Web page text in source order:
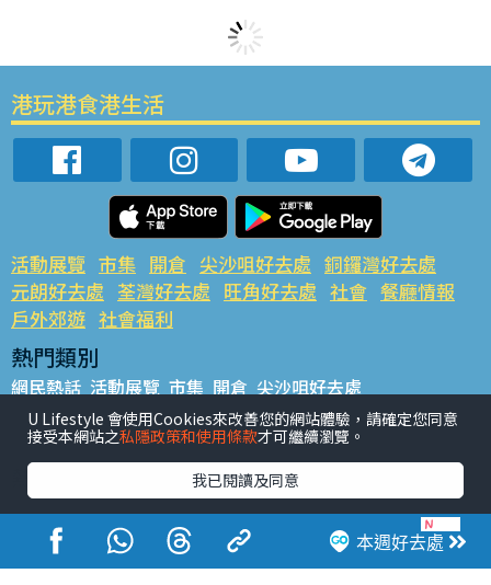
本週好去處
港玩港食港生活
活動展覽 市集 開倉 尖沙咀好去處 銅鑼灣好去處
元朗好去處 荃灣好去處 旺角好去處 社會 餐廳情報
戶外郊遊 社會福利
熱門類別
網民熱話 活動展覽 市集 開倉 尖沙咀好去處
銅鑼灣好去處 元朗好去處 荃灣好去處 旺角好去處 社會
餐廳情報 戶外郊遊
熱門標籤
#UGO搵好去處 #人氣活動推介 #美食社群熱話
#親子玩樂好去處
#ULifestyle應用程式
#限時搶
#UJetso禮物放送
#ULifestyle商戶中心 #著數 #網絡熱話
U Lifestyle 會使用Cookies來改善您的網站體驗，請確定您同意
接受本網站之私隱政策和使用條款才可繼續瀏覽。
我已閱讀及同意